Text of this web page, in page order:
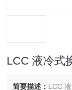
LCC 液冷式
简要描述： LCC